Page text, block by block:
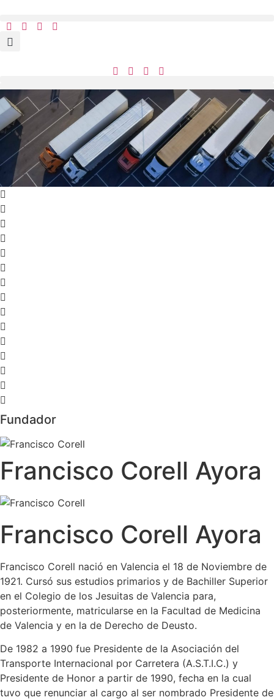
al
contenido
Fundador
Francisco Corell Ayora
Francisco Corell Ayora
Francisco Corell nació en Valencia el 18 de Noviembre de
1921. Cursó sus estudios primarios y de Bachiller Superior
en el Colegio de los Jesuitas de Valencia para,
posteriormente, matricularse en la Facultad de Medicina
de Valencia y en la de Derecho de Deusto.
De 1982 a 1990 fue Presidente de la Asociación del
Transporte Internacional por Carretera (A.S.T.I.C.) y
Presidente de Honor a partir de 1990, fecha en la cual
tuvo que renunciar al cargo al ser nombrado Presidente de